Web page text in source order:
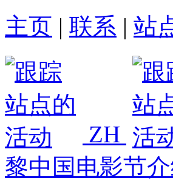
主页 | 联系 | 站
ZH
黎中国电影节